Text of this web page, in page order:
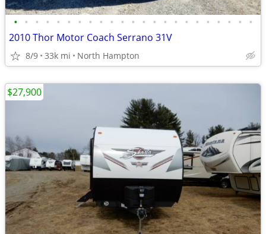
• • • • • • • • • • • • • • • • • • • • • • •
2010 Thor Motor Coach Serrano 31V
8/9 33k mi North Hampton
$27,900